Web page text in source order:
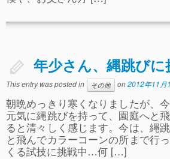
年少さん、縄跳びに
This entry was posted in その他 on2012年11月
朝晩めっきり寒くなりましたが、
元気に縄跳びを持って、園庭へと
ると清々しく感じます。今は、縄
と飛んでカラーコーンの所まで行
くる試技に挑戦中…何 […]